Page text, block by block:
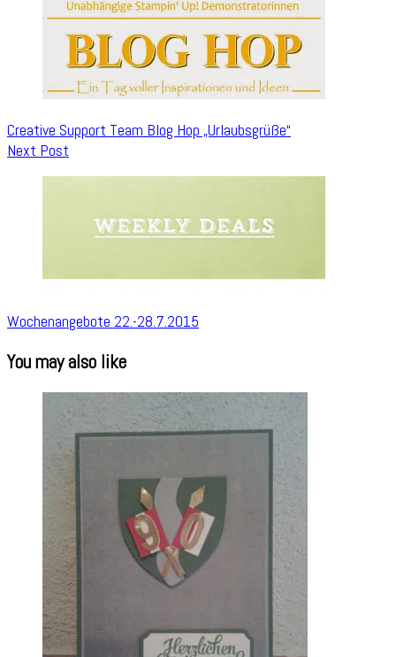
Creative Support Team Blog Hop „Urlaubsgrüße“
Next Post
Wochenangebote 22.-28.7.2015
You may also like